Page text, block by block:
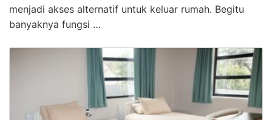
menjadi akses alternatif untuk keluar rumah. Begitu
banyaknya fungsi …